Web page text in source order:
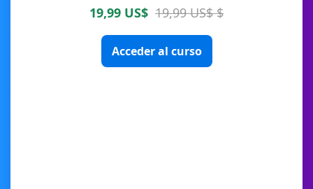
19,99 US$ 19,99 US$ $
Acceder al curso